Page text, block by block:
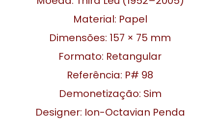
Material: Papel
Dimensões: 157 × 75 mm
Formato: Retangular
Referência: P# 98
Demonetização: Sim
Designer: Ion-Octavian Penda